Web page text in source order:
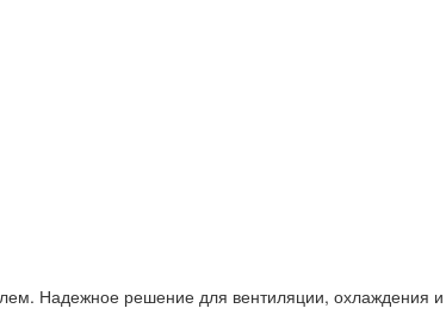
Надежное решение для вентиляции, охлаждения